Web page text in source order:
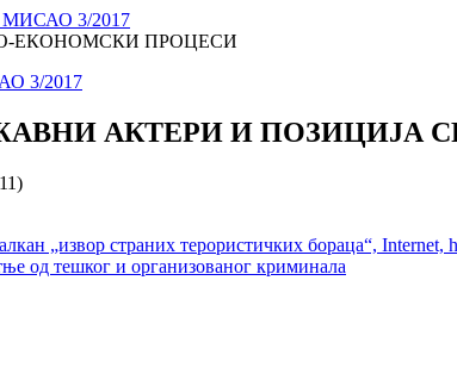
3/2017
ЕКОНОМСКИ ПРОЦЕСИ
3/2017
АКТЕРИ И ПОЗИЦИЈА
„извор страних терористичких бораца“,
од тешког и организованог криминала